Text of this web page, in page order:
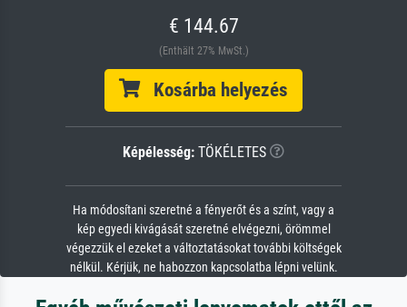
€ 144.67
(Enthält 27% MwSt.)
Kosárba helyezés
Képélesség: TÖKÉLETES
Ha módosítani szeretné a fényerőt és a színt, vagy a
kép egyedi kivágását szeretné elvégezni, örömmel
végezzük el ezeket a változtatásokat további költségek
nélkül. Kérjük, ne habozzon kapcsolatba lépni velünk.